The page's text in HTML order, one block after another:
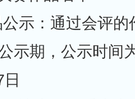
公示：通过会评的
示期，公示时间